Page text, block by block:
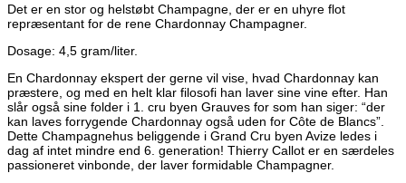
Det er en stor og helstøbt Champagne, der er en uhyre flot
repræsentant for de rene Chardonnay Champagner.
Dosage: 4,5 gram/liter.
En Chardonnay ekspert der gerne vil vise, hvad Chardonnay kan
præstere, og med en helt klar filosofi han laver sine vine efter. Han
slår også sine folder i 1. cru byen Grauves for som han siger: “der
kan laves forrygende Chardonnay også uden for Côte de Blancs”.
Dette Champagnehus beliggende i Grand Cru byen Avize ledes i
dag af intet mindre end 6. generation! Thierry Callot er en særdeles
passioneret vinbonde, der laver formidable Champagner.